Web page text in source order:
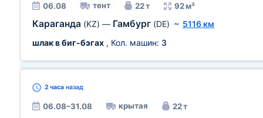
06.08 тент 22 т 92 м³
Караганда (KZ) — Гамбург (DE) ~ 5116 км
шлак в биг-бэгах , Кол. машин: 3
2 часа назад
06.08–31.08 крытая 22 т